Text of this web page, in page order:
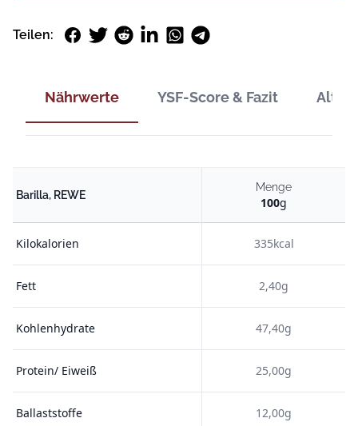
Teilen: Facebook
TwitterRedditLinkedInWhatsApp
Telegram
Nährwerte YSF-Score & Fazit
Barilla, REWE
Menge
100g
Kilokalorien 335kcal
Fett 2,40g
Kohlenhydrate 47,40g
Protein/ Eiweiß 25,00g
Ballaststoffe 12,00g